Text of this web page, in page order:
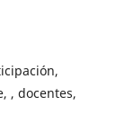
, docentes,